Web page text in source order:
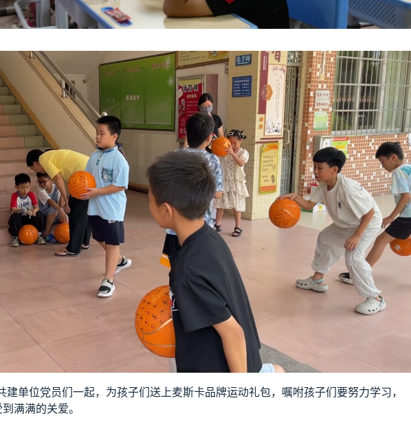
单位党员们一起，为孩子们送上麦斯卡品牌运动礼包，嘱咐孩子们要努力学习，
满满的关爱。